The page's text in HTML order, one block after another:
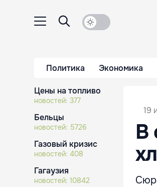
Политика Экономика
Цены на топливо
новостей: 377
Бельцы
новостей: 5726
Газовый кризис
новостей: 408
Гагаузия
новостей: 10842
19
В